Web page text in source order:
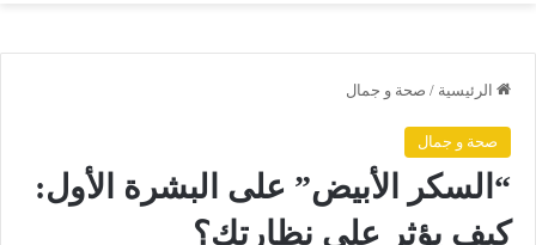
الرئيسية / صحة و جمال
صحة و جمال
“السكر الأبيض” على البشرة الأول:
كيف يؤثر على نظارتك؟